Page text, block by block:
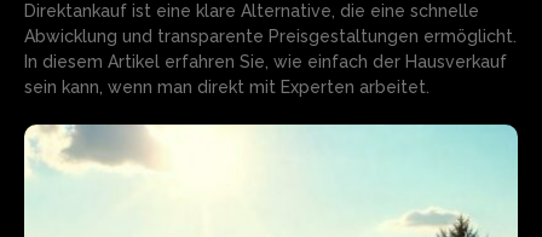
Direktankauf ist eine klare Alternative, die eine schnelle
Abwicklung und transparente Preisgestaltungen ermöglicht.
In diesem Artikel erfahren Sie, wie einfach der Hausverkauf
sein kann, wenn man direkt mit Experten arbeitet.